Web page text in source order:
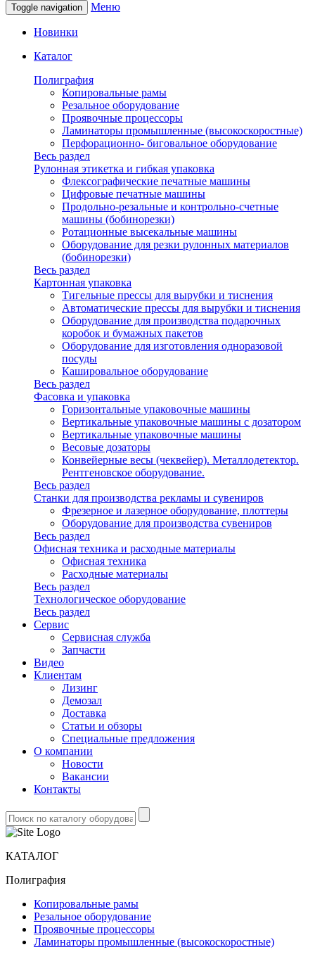
Toggle navigation Меню
Новинки
Каталог
Полиграфия
Копировальные рамы
Резальное оборудование
Проявочные процессоры
Ламинаторы промышленные (высокоскоростные)
Перфорационно- биговальное оборудование
Весь раздел
Рулонная этикетка и гибкая упаковка
Флексографические печатные машины
Цифровые печатные машины
Продольно-резальные и контрольно-счетные
машины (бобинорезки)
Ротационные высекальные машины
Оборудование для резки рулонных материалов
(бобинорезки)
Весь раздел
Картонная упаковка
Тигельные прессы для вырубки и тиснения
Автоматические прессы для вырубки и тиснения
Оборудование для производства подарочных
коробок и бумажных пакетов
Оборудование для изготовления одноразовой
посуды
Кашировальное оборудование
Весь раздел
Фасовка и упаковка
Горизонтальные упаковочные машины
Вертикальные упаковочные машины с дозатором
Вертикальные упаковочные машины
Весовые дозаторы
Конвейерные весы (чеквейер). Металлодетектор.
Рентгеновское оборудование.
Весь раздел
Станки для производства рекламы и сувениров
Фрезерное и лазерное оборудование, плоттеры
Оборудование для производства сувениров
Весь раздел
Офисная техника и расходные материалы
Офисная техника
Расходные материалы
Весь раздел
Технологическое оборудование
Весь раздел
Сервис
Сервисная служба
Запчасти
Видео
Клиентам
Лизинг
Демозал
Доставка
Статьи и обзоры
Специальные предложения
О компании
Новости
Вакансии
Контакты
КАТАЛОГ
Полиграфия
Копировальные рамы
Резальное оборудование
Проявочные процессоры
Ламинаторы промышленные (высокоскоростные)